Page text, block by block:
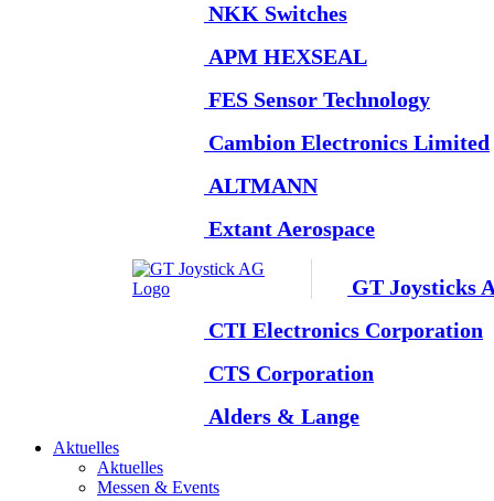
NKK Switches
APM HEXSEAL
FES Sensor Technology
Cambion Electronics Limited
ALTMANN
Extant Aerospace
GT Joysticks
CTI Electronics Corporation
CTS Corporation
Alders & Lange
Aktuelles
Aktuelles
Messen & Events